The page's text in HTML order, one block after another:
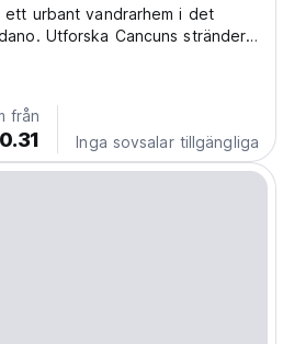
ett urbant vandrarhem i det
Utforska Cancuns stränder,
from original language)
från
Inga sovsalar tillgängliga